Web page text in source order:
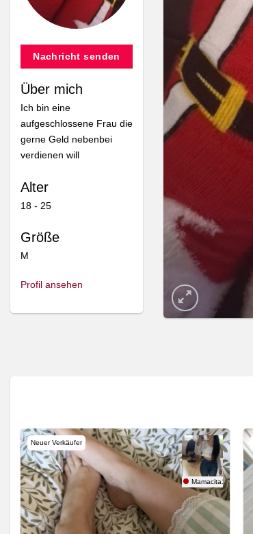
Nachricht senden
Über mich
Ich bin eine
aufgeschlossene Frau die
gerne Geld nebenbei
verdienen will
Alter
18 - 25
Größe
M
Profil ansehen
Neuer Verkäufer
Mamacita123